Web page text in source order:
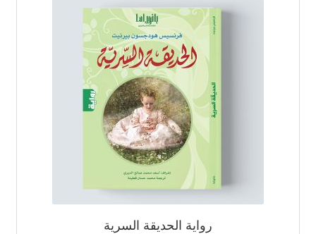
رواية الحديقة السرية